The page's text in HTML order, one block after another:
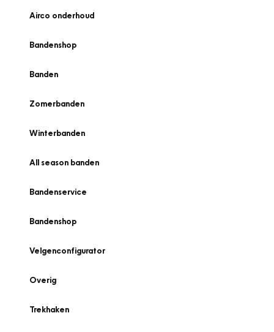
Airco onderhoud
Bandenshop
Banden
Zomerbanden
Winterbanden
All season banden
Bandenservice
Bandenshop
Velgenconfigurator
Overig
Trekhaken